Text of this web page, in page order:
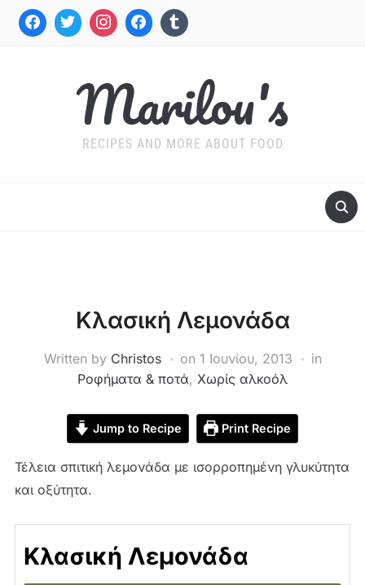
Marilou's
RECIPES AND MORE ABOUT FOOD
Κλασική Λεμονάδα
Written by Christos on 1 Ιουνίου, 2013
in
Ροφήματα & ποτά, Χωρίς αλκοόλ
Jump to Recipe Print Recipe
Τέλεια σπιτική λεμονάδα με ισορροπημένη γλυκύτητα
και οξύτητα.
Κλασική Λεμονάδα